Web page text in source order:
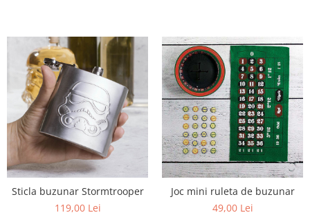
Sticla buzunar Stormtrooper
119,00 Lei
Joc mini ruleta de buzunar
49,00 Lei